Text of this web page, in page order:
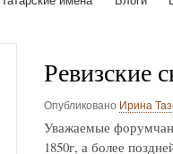
Ревизские
Опубликовано Ирина
Уважаемые
1850г, а более